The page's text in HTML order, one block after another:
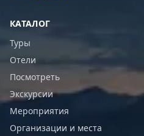
КАТАЛОГ
Туры
Отели
Посмотреть
Экскурсии
Мероприятия
Организации и места